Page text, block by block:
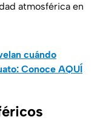
atmosférica en
cuándo
Conoce AQUÍ